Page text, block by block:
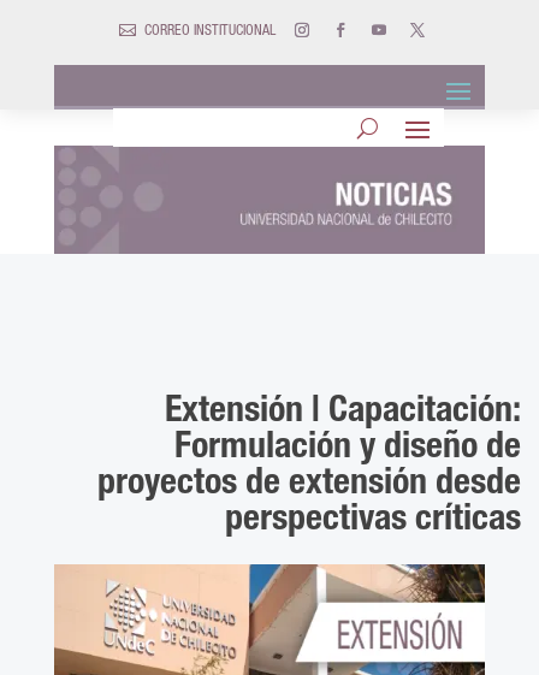
 CORREO INSTITUCIONAL
Extensión | Capacitación:
Formulación y diseño de
proyectos de extensión desde
perspectivas críticas